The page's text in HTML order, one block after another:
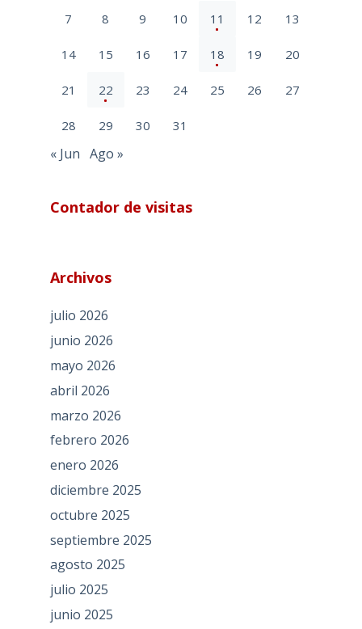
7 8 9 10 11 12 13
14 15 16 17 18 19 20
21 22 23 24 25 26 27
28 29 30 31
« Jun Ago »
Contador de visitas
Archivos
julio 2026
junio 2026
mayo 2026
abril 2026
marzo 2026
febrero 2026
enero 2026
diciembre 2025
octubre 2025
septiembre 2025
agosto 2025
julio 2025
junio 2025